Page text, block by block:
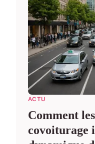
ACTU
Comment
covoiturage